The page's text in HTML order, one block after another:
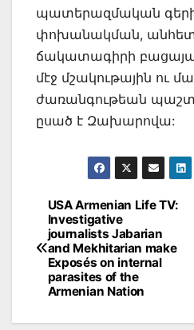
պատերազմական
փոխանակման, անհետ
ճակատագիրի
մէջ մշակութային ու
ժառանգութեան
ըսած է Զախարովա:
Post
navigation
USA Armenian Life TV:
Investigative
journalists Jabarian
and Mekhitarian make
Exposés on internal
parasites of the
Armenian Nation